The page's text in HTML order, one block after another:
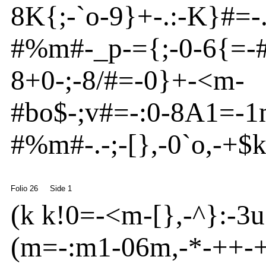
8K{;-`o-9}+-.:-K}#=-
#%m#- _p-={;-0-6{=-
8+0-;-8/#=-0}+-<m-
#bo$-;v#=-:0-8A1=-
#%m#-.-;-[},-0`o,-
Folio 26 Side 1
(k k!0=-<m-[},-^}:-3u
(m=-:m1-06m,-*-++-